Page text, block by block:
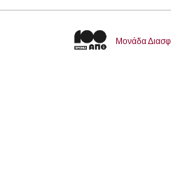
Μονάδα